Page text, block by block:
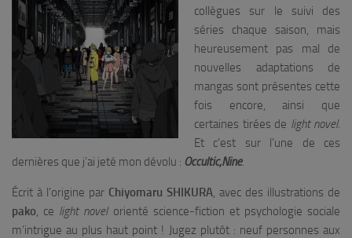
collègues sur le suivi des
séries chaque saison, mais
heureusement pas mal de
nouvelles adaptations de
mangas sont présentes cette
fois encore, ainsi que
certaines tirées de light novel.
Et c’est sur l’une de ces
dernières que j’ai jeté mon dévolu : Occultic;Nine.
Écrit à l’origine par Chiyomaru SHIKURA, avec des illustrations de
pako, ce light novelorienté science-fiction et psychologie sociale
m’intrigue au plus haut point ! Jugez plutôt : neuf personnes aux